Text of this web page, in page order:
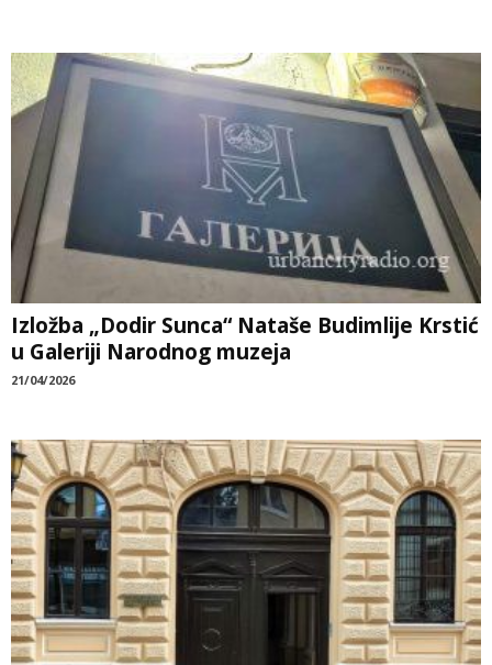
Izložba „Dodir Sunca“ Nataše Budimlije Krstić
u Galeriji Narodnog muzeja
21/04/2026